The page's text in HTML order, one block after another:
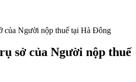
của Người nộp thuế tại Hà Đông
sở của Người nộp thuế